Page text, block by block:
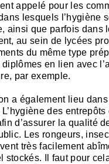
appelé pour les
lesquels l’hygiène
ainsi que parfois dans
au sein de lycées
du même type
en lien avec
par exemple.
a également lieu
des entrepôts
d’assurer la qualité
Les rongeurs,
très facilement
stockés. Il faut pour